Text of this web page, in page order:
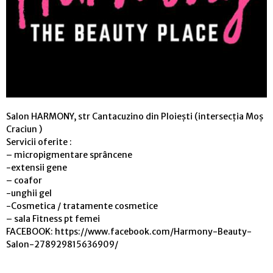
Salon HARMONY, str Cantacuzino din Ploiești (intersecția Moș
Craciun )
Servicii oferite :
– micropigmentare sprâncene
-extensii gene
– coafor
-unghii gel
-Cosmetica / tratamente cosmetice
– sala Fitness pt femei
FACEBOOK: https://www.facebook.com/Harmony-Beauty-
Salon-278929815636909/